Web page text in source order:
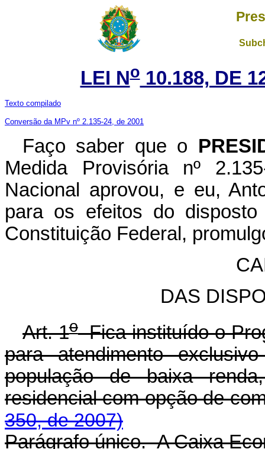
LEI No10.188, DE
Texto compilado
Conversão da MPv nº 2.135-24, de 2001
Faço saber que o
Medida Provisória nº
Nacional aprovou, e eu,
para os efeitos do
Constituição Federal,
DAS
Art. 1oFica instituído o
para atendimento
população de baixa
residencial com opção
350, de 2007)
Parágrafo único. A Caixa